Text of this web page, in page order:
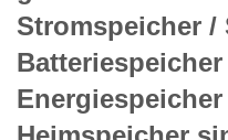
Stromspeicher /